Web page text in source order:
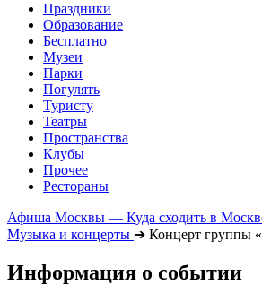
Праздники
Образование
Бесплатно
Музеи
Парки
Погулять
Туристу
Театры
Пространства
Клубы
Прочее
Рестораны
Афиша Москвы — Куда сходить в
Музыка и концерты ➔ Концерт группы
Информация о событии